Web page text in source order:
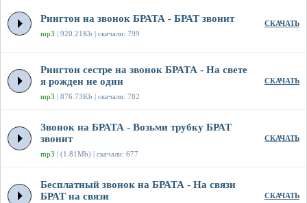
Рингтон на звонок БРАТА - БРАТ звонит
mp3 | 920.21Kb | скачали: 799
СКАЧАТЬ
Рингтон сестре на звонок БРАТА - На свете
я рожден не один
mp3 | 876.73Kb | скачали: 782
СКАЧАТЬ
Звонок на БРАТА - Возьми трубку БРАТ
звонит
mp3 | (1.81Mb) | скачали: 677
СКАЧАТЬ
Бесплатный звонок на БРАТА - На связи
БРАТ на связи
СКАЧАТЬ